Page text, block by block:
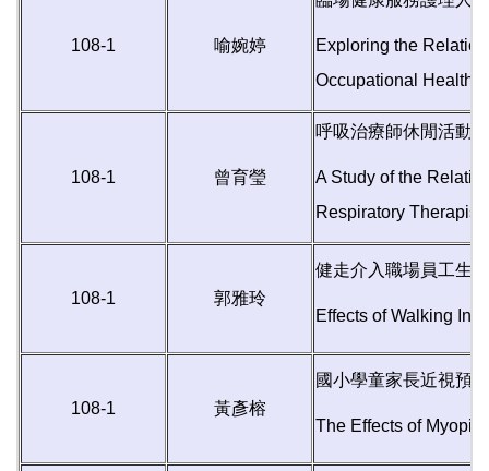
108-1 喻婉婷
Exploring the
Occupational Health
108-1 曾育瑩
呼吸治療師休閒活動
A Study of the
Respiratory
108-1 郭雅玲
健走介入職場員工生
Effects of Walking
108-1 黃彥榕
國小學童家長近視預
The Effects of Myopia